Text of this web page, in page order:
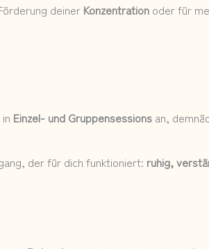
deiner Konzentration oder für
Einzel- und Gruppensessions an,
der für dich funktioniert: ruhig,